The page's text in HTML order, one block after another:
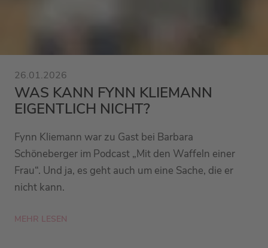
26.01.2026
WAS KANN FYNN KLIEMANN
EIGENTLICH NICHT?
Fynn Kliemann war zu Gast bei Barbara
Schöneberger im Podcast „Mit den Waffeln einer
Frau“. Und ja, es geht auch um eine Sache, die er
nicht kann.
MEHR LESEN